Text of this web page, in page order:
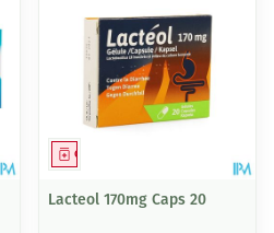
Geneesmiddel
Lacteol 170mg Caps 20